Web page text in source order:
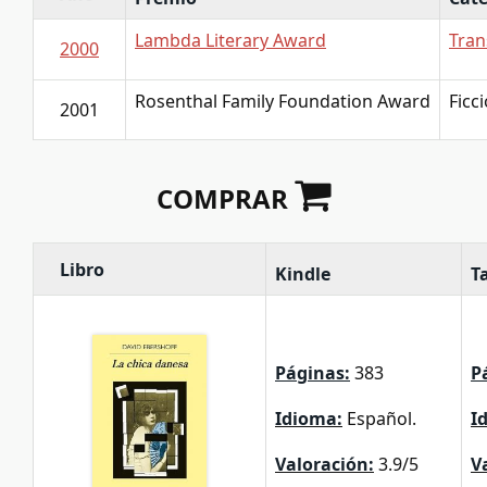
2000 Lambda Literary Award
2001 Rosenthal Family Foundation Award
COMPRAR
Libro Kindle
Páginas: 383
Idioma: Español.
Valoración: 3.9/5